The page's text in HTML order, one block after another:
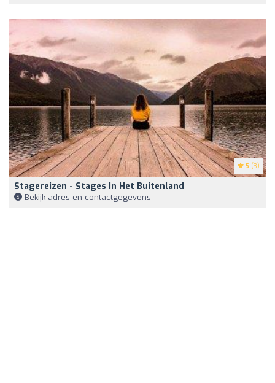
5 (3)
Stagereizen - Stages In Het Buitenland
Bekijk adres en contactgegevens